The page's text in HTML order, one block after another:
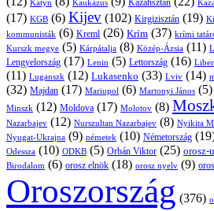
Katyn Kaukázus Kazahsztán
(17) KGB (6) Kijev (102) Kirgizisztán (19)
kommunisták (6) Kreml (26) Krím (37) krími
Kurszk megye (5) Kárpátalja (8) Közép-Ázsia (11)
Lengyelország (17) Lenin (5) Lettország (16)
(11) Luganszk (12) Lukasenko (33) Lviv (14)
(32) Majdan (17) Mariupol (6) Martonyi János (5)
Minszk (12) Moldova (17) Molotov (8)
Nazarbajev (12) Nurszultan Nazarbajev (8) Nyikita
Nyugat-Ukrajna (9) németek (10) Németország
Odessza (10) ODKB (5) Orbán Viktor (25) orosz-
Birodalom (6) orosz elnök (18) orosz nyelv (9)
Oroszország (376)